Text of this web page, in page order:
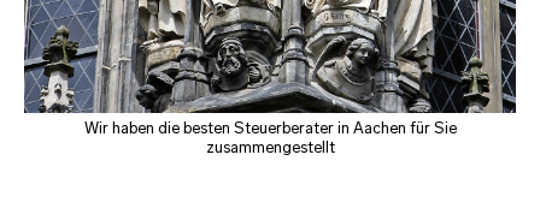
Wir haben die besten Steuerberater in Aachen für Sie
zusammengestellt